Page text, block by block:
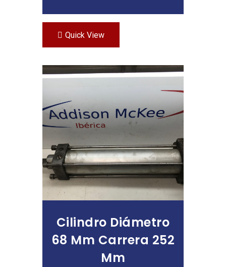
Quick View
Cilindro Diámetro
68 Mm Carrera 252
Mm